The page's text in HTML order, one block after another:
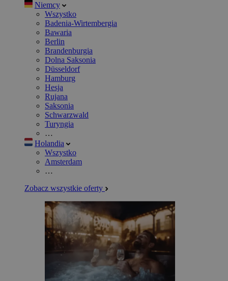
Niemcy
Wszystko
Badenia-Wirtembergia
Bawaria
Berlin
Brandenburgia
Dolna Saksonia
Düsseldorf
Hamburg
Hesja
Rujana
Saksonia
Schwarzwald
Turyngia
…
Holandia
Wszystko
Amsterdam
…
Zobacz wszystkie oferty